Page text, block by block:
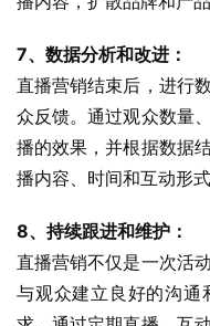
7、数据分析和改进：
直播营销结束后，进行
众反馈。通过观众数量
播的效果，并根据数据
播内容、时间和互动形
8、持续跟进和维护：
直播营销不仅是一次活
与观众建立良好的沟通